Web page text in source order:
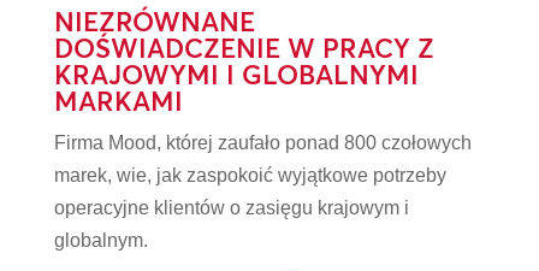
NIEZRÓWNANE
DOŚWIADCZENIE W PRACY Z
KRAJOWYMI I GLOBALNYMI
MARKAMI
Firma Mood, której zaufało ponad 800 czołowych
marek, wie, jak zaspokoić wyjątkowe potrzeby
operacyjne klientów o zasięgu krajowym i
globalnym.